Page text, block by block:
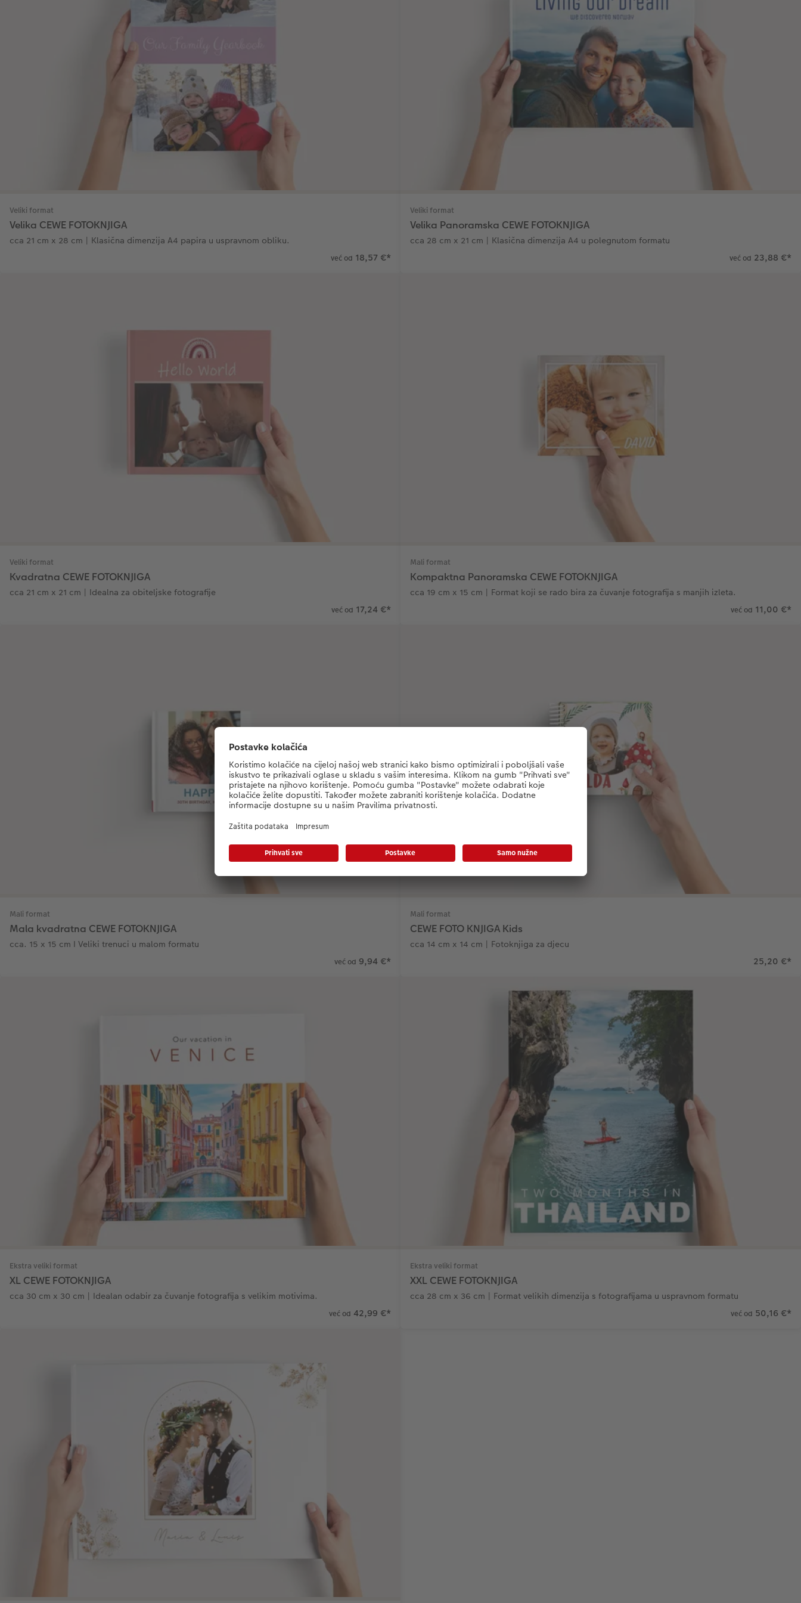
Veliki format
Velika CEWE FOTOKNJIGA
cca 21 cm x 28 cm | Klasična dimenzija A4 papira u uspravnom obliku.
već od 18,57 €*
Veliki format
Velika Panoramska CEWE FOTOKNJIGA
cca 28 cm x 21 cm | Klasična dimenzija A4 u polegnutom formatu
već od 23,88 €*
Veliki format
Kvadratna CEWE FOTOKNJIGA
cca 21 cm x 21 cm | Idealna za obiteljske fotografije
već od 17,24 €*
Mali format
Kompaktna Panoramska CEWE FOTOKNJIGA
cca 19 cm x 15 cm | Format koji se rado bira za čuvanje fotografija s manjih izleta.
već od 11,00 €*
Mali format
Mala kvadratna CEWE FOTOKNJIGA
cca. 15 x 15 cm I Veliki trenuci u malom formatu
već od 9,94 €*
Mali format
CEWE FOTO KNJIGA Kids
cca 14 cm x 14 cm | Fotoknjiga za djecu
25,20 €*
Ekstra veliki format
XL CEWE FOTOKNJIGA
cca 30 cm x 30 cm | Idealan odabir za čuvanje fotografija s velikim motivima.
već od 42,99 €*
Ekstra veliki format
XXL CEWE FOTOKNJIGA
cca 28 cm x 36 cm | Format velikih dimenzija s fotografijama u uspravnom formatu
već od 50,16 €*